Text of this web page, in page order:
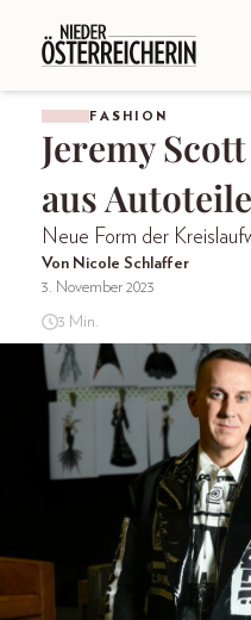
FASHION
Jeremy
aus
Neue Form der
Von Nicole Schlaffer
3. November 2023
3 Min.